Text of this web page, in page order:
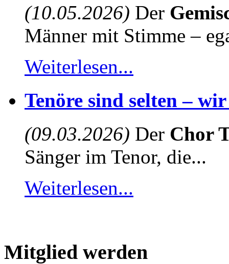
(10.05.2026) Der
Männer mit Stimme –
Weiterlesen...
Tenöre sind selten –
(09.03.2026) Der Chor
Sänger im Tenor, die...
Weiterlesen...
Mitglied werden